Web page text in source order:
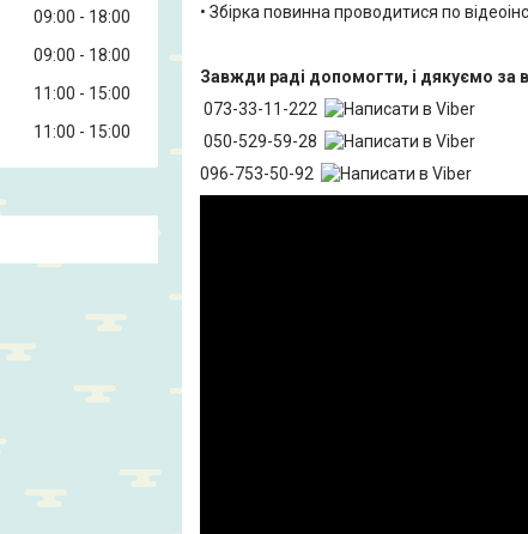
• Збірка повинна проводитися по
Завжди раді допомогти, і дякуємо за
073-33-11-222
050-529-59-28
096-753-50-92
09:00
18:00
09:00
18:00
11:00
15:00
11:00 15:00